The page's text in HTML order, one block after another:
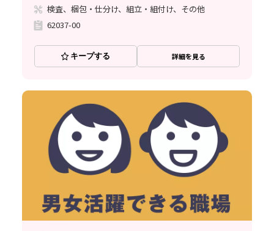
検査、梱包・仕分け、組立・組付け、その他
62037-00
キープする 詳細を見る